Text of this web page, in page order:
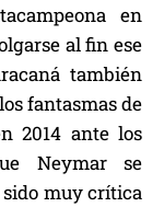
en
al fin ese
también
fantasmas de
2014 ante los
Neymar se
sido muy crítica